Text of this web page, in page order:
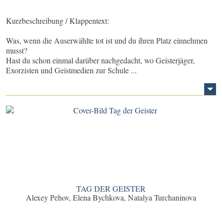
Kurzbeschreibung / Klappentext:
Was, wenn die Auserwählte tot ist und du ihren Platz einnehmen
musst?
Hast du schon einmal darüber nachgedacht, wo Geisterjäger,
Exorzisten und Geistmedien zur Schule ...
TAG DER GEISTER
Alexey Pehov, Elena Bychkova, Natalya Turchaninova